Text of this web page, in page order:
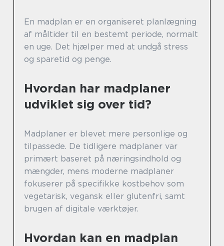
En madplan er en organiseret planlægning
af måltider til en bestemt periode, normalt
en uge. Det hjælper med at undgå stress
og sparetid og penge.
Hvordan har madplaner
udviklet sig over tid?
Madplaner er blevet mere personlige og
tilpassede. De tidligere madplaner var
primært baseret på næringsindhold og
mængder, mens moderne madplaner
fokuserer på specifikke kostbehov som
vegetarisk, vegansk eller glutenfri, samt
brugen af digitale værktøjer.
Hvordan kan en madplan